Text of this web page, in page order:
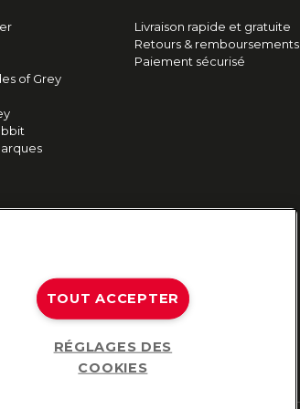
of Grey
Livraison rapide et gratuite
Retours & remboursements
Paiement sécurisé
TOUT ACCEPTER
RÉGLAGES DES
COOKIES